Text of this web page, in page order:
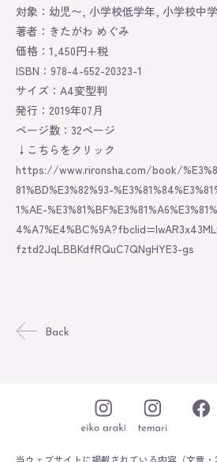
対象：幼児〜, 小学校低学年, 小学校中
著者：きたがわ めぐみ
価格：1,450円+税
ISBN：978-4-652-20323-1
サイズ：A4変型判
発行：2019年07月
ページ数：32ページ
↓こちらをクリック
https://www.rironsha.com/book/
81%BD%E3%82%93-
1%AE-
fztd2JqLBBKdfRQuC7QNgHYE3-gs
Back